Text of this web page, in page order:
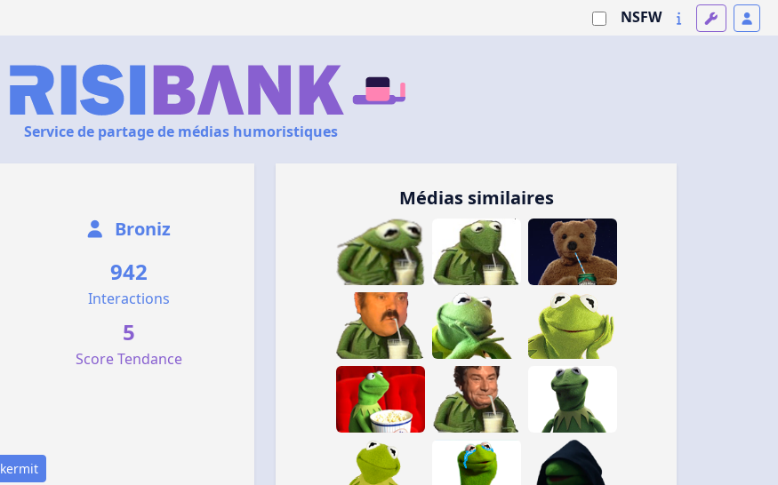
NSFW
Service de partage de médias humoristiques
Broniz
942
Interactions
5
Score Tendance
kermit
Médias similaires